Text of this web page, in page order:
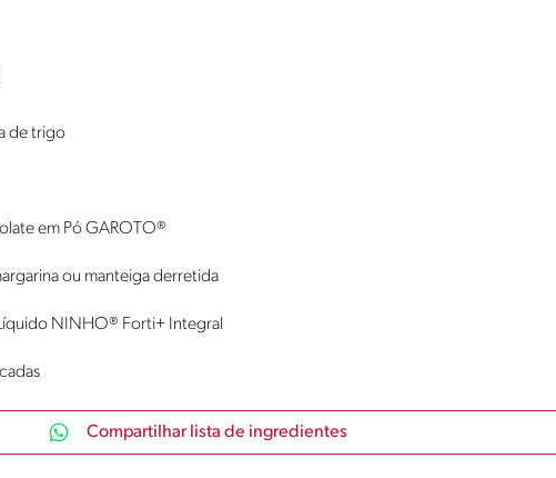
de trigo
em Pó GAROTO®
ou manteiga derretida
NINHO® Forti+ Integral
Compartilhar lista de ingredientes